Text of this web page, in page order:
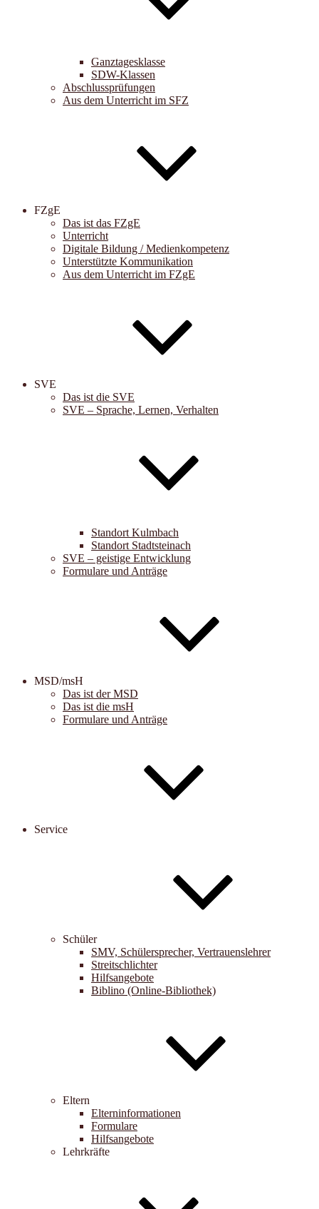
Ganztagesklasse
SDW-Klassen
Abschlussprüfungen
Aus dem Unterricht im SFZ
FZgE
Das ist das FZgE
Unterricht
Digitale Bildung / Medienkompetenz
Unterstützte Kommunikation
Aus dem Unterricht im FZgE
SVE
Das ist die SVE
SVE – Sprache, Lernen, Verhalten
Standort Kulmbach
Standort Stadtsteinach
SVE – geistige Entwicklung
Formulare und Anträge
MSD/msH
Das ist der MSD
Das ist die msH
Formulare und Anträge
Service
Schüler
SMV, Schülersprecher, Vertrauenslehrer
Streitschlichter
Hilfsangebote
Biblino (Online-Bibliothek)
Eltern
Elterninformationen
Formulare
Hilfsangebote
Lehrkräfte